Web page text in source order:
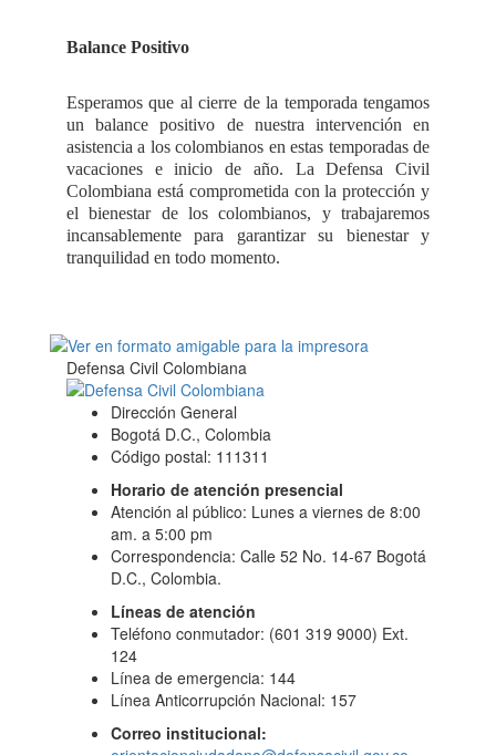
Balance Positivo
Esperamos que al cierre de la temporada tengamos
un balance positivo de nuestra intervención en
asistencia a los colombianos en estas temporadas de
vacaciones e inicio de año. La Defensa Civil
Colombiana está comprometida con la protección y
el bienestar de los colombianos, y trabajaremos
incansablemente para garantizar su bienestar y
tranquilidad en todo momento.
Defensa Civil Colombiana
Dirección General
Bogotá D.C., Colombia
Código postal: 111311
Horario de atención presencial
Atención al público: Lunes a viernes de 8:00
am. a 5:00 pm
Correspondencia: Calle 52 No. 14-67 Bogotá
D.C., Colombia.
Líneas de atención
Teléfono conmutador: (601 319 9000) Ext.
124
Línea de emergencia: 144
Línea Anticorrupción Nacional: 157
Correo institucional: